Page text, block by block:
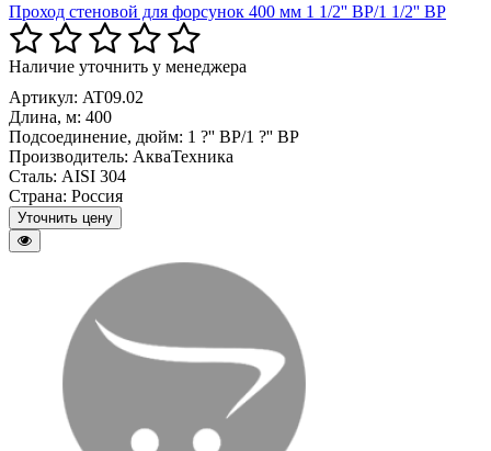
Проход стеновой для форсунок 400 мм 1 1/2'' BP/1 1/2'' BP
Наличие уточнить у менеджера
Артикул: AT09.02
Длина, м: 400
Подсоединение, дюйм: 1 ?'' BP/1 ?'' BP
Производитель: АкваТехника
Сталь: AISI 304
Страна: Россия
Уточнить цену